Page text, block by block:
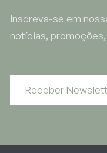
Inscreva-se em
notícias,
Receber